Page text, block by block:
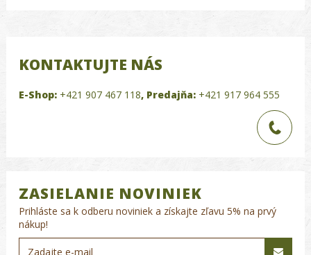
KONTAKTUJTE NÁS
E-Shop: +421 907 467 118, Predajňa: +421 917 964 555
ZASIELANIE NOVINIEK
Prihláste sa k odberu noviniek a získajte zľavu 5% na prvý
nákup!